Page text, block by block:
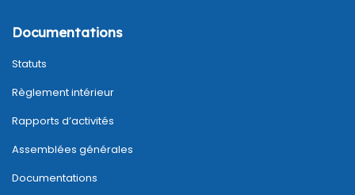
Documentations
Statuts
Règlement intérieur
Rapports d’activités
Assemblées générales
Documentations